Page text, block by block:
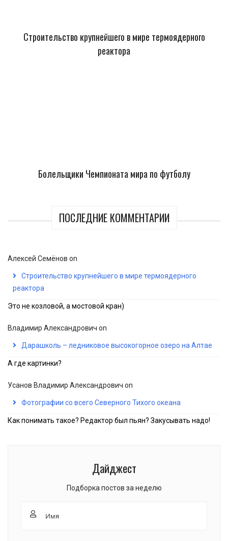
Строительство крупнейшего в мире термоядерного
реактора
Болельщики Чемпионата мира по футболу
ПОСЛЕДНИЕ КОММЕНТАРИИ
Алексей Семёнов on
Строительство крупнейшего в мире термоядерного
реактора
Это не козловой, а мостовой кран)
Владимир Александрович on
Дарашколь – ледниковое высокогорное озеро на Алтае
А где картинки?
Усанов Владимир Александрович on
Фотографии со всего Северного Тихого океана
Как понимать такое? Редактор был пьян? Закусывать надо!
Дайджест
Подборка постов за неделю